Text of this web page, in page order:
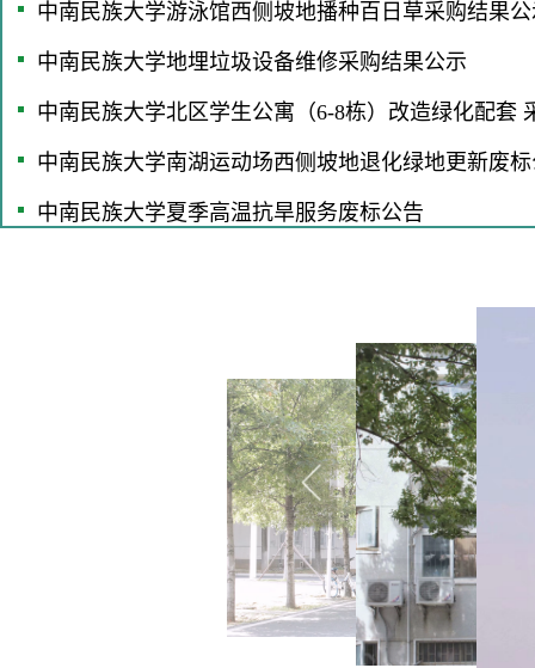
中南民族大学游泳馆西侧坡地播种百日草采购结果
中南民族大学地埋垃圾设备维修采购结果公示
中南民族大学北区学生公寓（6-8栋）改造绿化配套
中南民族大学南湖运动场西侧坡地退化绿地更新废
中南民族大学夏季高温抗旱服务废标公告